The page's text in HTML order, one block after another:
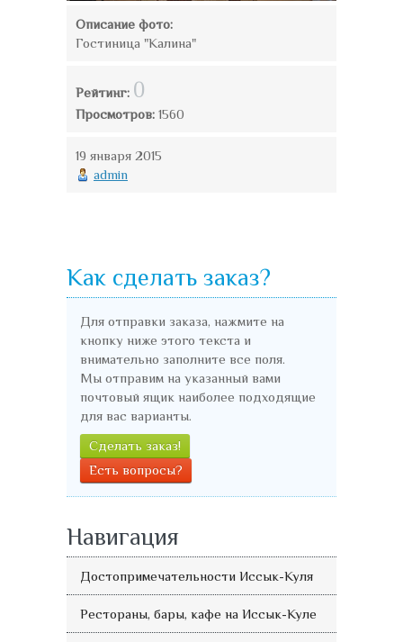
Описание фото:
Гостиница "Калина"
Рейтинг: 0
Просмотров: 1560
19 января 2015
admin
Как сделать заказ?
Для отправки заказа, нажмите на
кнопку ниже этого текста и
внимательно заполните все поля.
Мы отправим на указанный вами
почтовый ящик наиболее подходящие
для вас варианты.
Сделать заказ!
Есть вопросы?
Навигация
Достопримечательности Иссык-Куля
Рестораны, бары, кафе на Иссык-Куле